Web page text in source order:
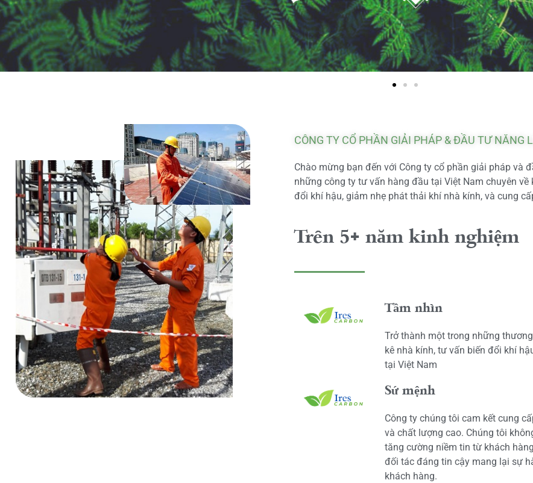
CÔNG TY CỔ PHẦN GIẢI PHÁP & ĐẦU TƯ NĂNG
Chào mừng bạn đến với Công ty cổ phần giải pháp và
những công ty tư vấn hàng đầu tại Việt Nam chuyên về
đổi khí hậu, giảm nhẹ phát thải khí nhà kính, và cung
Trên 5+ năm kinh nghiệm
Tầm nhìn
Trở thành một trong những
kê nhà kính, tư vấn biến đổi khí
tại Việt Nam
Sứ mệnh
Công ty chúng tôi cam kết cung
và chất lượng cao. Chúng tôi
tăng cường niềm tin từ khách
đối tác đáng tin cậy mang lại sự
khách hàng.